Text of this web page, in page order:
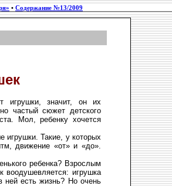
• Содержание №13/2009
игрушки, значит, он их
частый сюжет детского
Мол, ребенку хочется
игрушки. Такие, у которых
движение «от» и «до».
ребенка? Взрослым
воодушевляется: игрушка
ней есть жизнь? Но очень